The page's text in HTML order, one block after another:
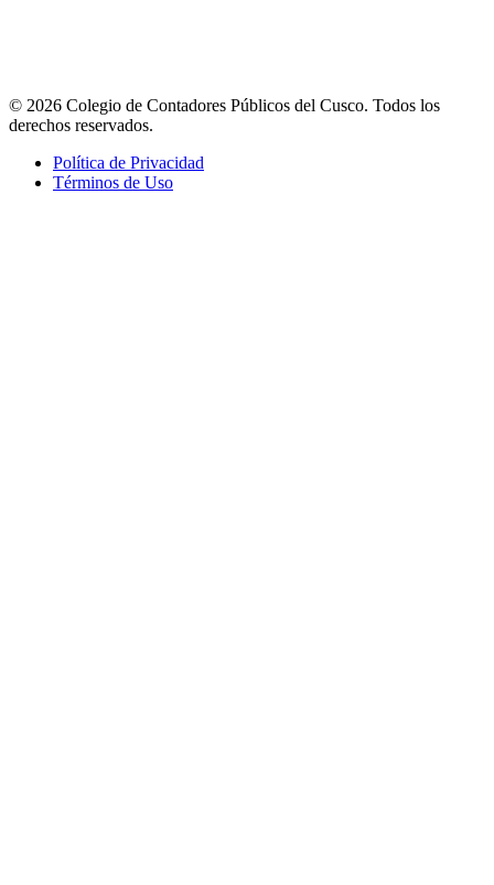
© 2026 Colegio de Contadores Públicos del Cusco. Todos los
derechos reservados.
Política de Privacidad
Términos de Uso